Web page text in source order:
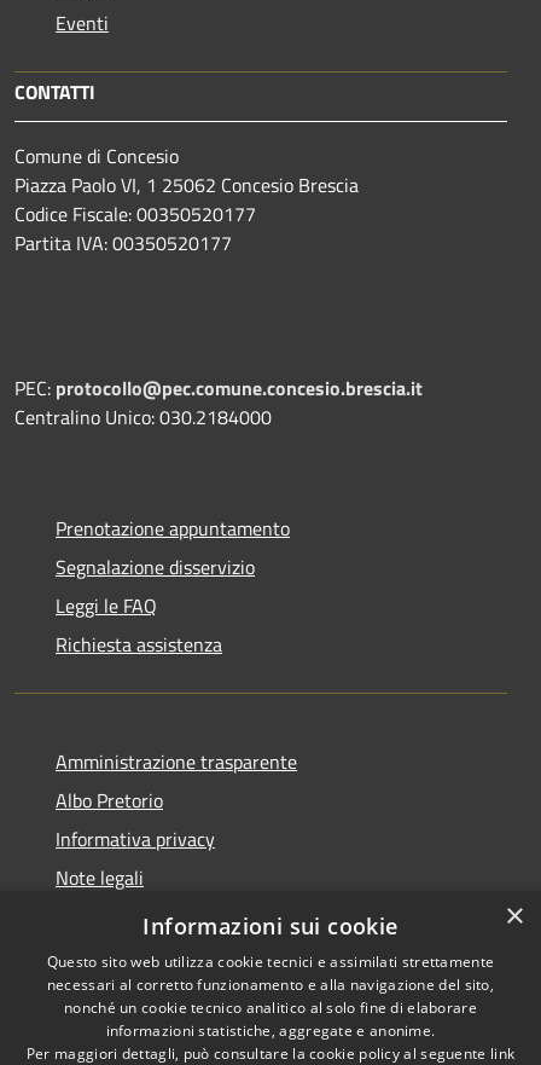
Eventi
CONTATTI
Comune di Concesio
Piazza Paolo VI, 1 25062 Concesio Brescia
Codice Fiscale: 00350520177
Partita IVA: 00350520177
PEC: protocollo@pec.comune.concesio.brescia.it
Centralino Unico: 030.2184000
Prenotazione appuntamento
Segnalazione disservizio
Leggi le FAQ
Richiesta assistenza
Amministrazione trasparente
Albo Pretorio
Informativa privacy
Note legali
Dichiarazione di accessibilità
Copyright © 2021 •
×
Informazioni sui cookie
Questo sito web utilizza cookie tecnici e assimilati strettamente
necessari al corretto funzionamento e alla navigazione del sito,
nonché un cookie tecnico analitico al solo fine di elaborare
informazioni statistiche, aggregate e anonime.
Per maggiori dettagli, può consultare la cookie policy al seguente link